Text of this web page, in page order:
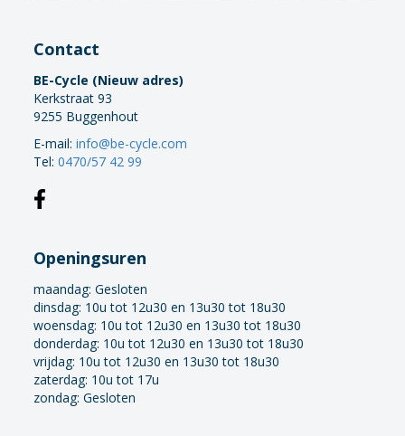
Contact
BE-Cycle (Nieuw adres)
Kerkstraat 93
9255 Buggenhout
E-mail:info@be-cycle.com
Tel:0470/57 42 99
Openingsuren
maandag:Gesloten
dinsdag: 10u tot 12u30 en 13u30 tot 18u30
woensdag: 10u tot 12u30 en 13u30 tot 18u30
donderdag: 10u tot 12u30 en 13u30 tot 18u30
vrijdag: 10u tot 12u30 en 13u30 tot 18u30
zaterdag: 10u tot 17u
zondag: Gesloten